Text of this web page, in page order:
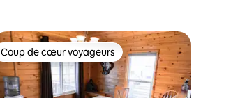
Coup de cœur voyageurs
Coup de cœur voyageurs